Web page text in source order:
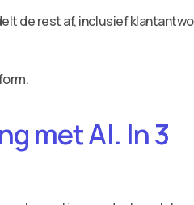
de rest af, inclusief
met AI. In 3